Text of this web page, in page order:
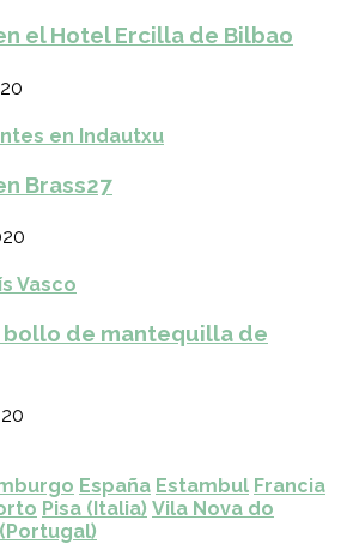
el Hotel Ercilla de Bilbao
en Indautxu
Brass27
Vasco
bollo de mantequilla de
España Estambul Francia
Pisa (Italia) Vila Nova do